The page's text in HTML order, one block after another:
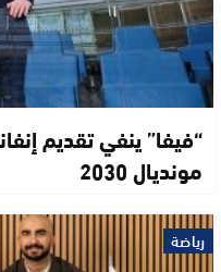
“فيفا” ينفي تقديم
مونديال 2030
رياضة